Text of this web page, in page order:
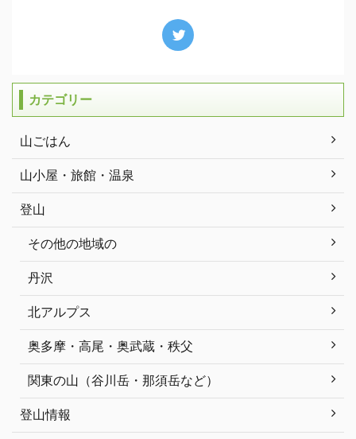
カテゴリー
山ごはん
山小屋・旅館・温泉
登山
その他の地域の
丹沢
北アルプス
奥多摩・高尾・奥武蔵・秩父
関東の山（谷川岳・那須岳など）
登山情報